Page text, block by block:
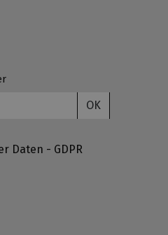
OK
Daten - GDPR